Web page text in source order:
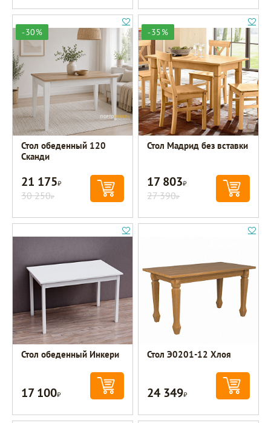
-30%
Стол обеденный 120
Сканди
21 175Р
30 250Р
-35%
Стол Мадрид без вставки
17 803Р
27 390Р
Стол обеденный Инкери
17 100Р
Стол Э0201-12 Хлоя
24 349Р